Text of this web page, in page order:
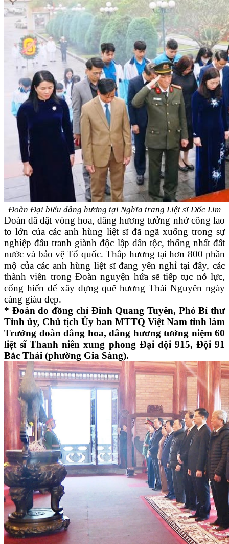
Đoàn Đại biểu dâng hương tại Nghĩa trang Liệt sĩ Dốc Lim
Đoàn đã đặt vòng hoa, dâng hương tưởng nhớ công lao
to lớn của các anh hùng liệt sĩ đã ngã xuống trong sự
nghiệp đấu tranh giành độc lập dân tộc, thống nhất đất
nước và bảo vệ Tổ quốc. Thắp hương tại hơn 800 phần
mộ của các anh hùng liệt sĩ đang yên nghỉ tại đây, các
thành viên trong Đoàn nguyện hứa sẽ tiếp tục nỗ lực,
cống hiến để xây dựng quê hương Thái Nguyên ngày
càng giàu đẹp.
* Đoàn do đồng chí Đinh Quang Tuyên, Phó Bí thư
Tỉnh ủy, Chủ tịch Ủy ban MTTQ Việt Nam tỉnh làm
Trưởng đoàn dâng hoa, dâng hương tưởng niệm 60
liệt sĩ Thanh niên xung phong Đại đội 915, Đội 91
Bắc Thái (phường Gia Sàng).